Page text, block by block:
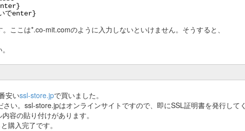
でenter}
ここは*.co-mit.comのように入力しないといけません。そうすると、
安いssl-store.jpで買いました。
い。ssl-store.jpはオンラインサイトですので、即にSSL証明書を発行してく
容の貼り付けがあります。
購入完了です。